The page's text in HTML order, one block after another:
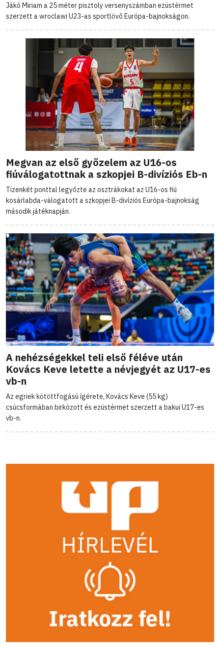
Jákó Miriam a 25 méter pisztoly versenyszámban ezüstérmet
szerzett a wroclawi U23-as sportlövő Európa-bajnokságon.
Megvan az első győzelem az U16-os
fiúválogatottnak a szkopjei B-divíziós Eb-n
Tizenkét ponttal legyőzte az osztrákokat az U16-os fiú
kosárlabda-válogatott a szkopjei B-divíziós Európa-bajnokság
második játéknapján.
A nehézségekkel teli első féléve után
Kovács Keve letette a névjegyét az U17-es
vb-n
Az egriek kötöttfogású ígérete, Kovács Keve (55 kg)
csúcsformában birkózott és ezüstérmet szerzett a bakui U17-es
vb-n.